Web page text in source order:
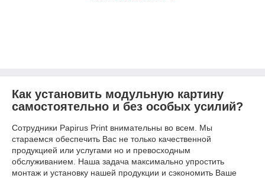
Как установить модульную картину
самостоятельно и без особых усилий?
Сотрудники Papirus Print внимательны во всем. Мы
стараемся обеспечить Вас не только качественной
продукцией или услугами но и превосходным
обслуживанием. Наша задача максимально упростить
монтаж и установку нашей продукции и сэкономить Ваше